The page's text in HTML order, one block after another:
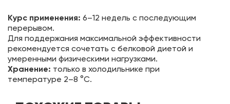
Курс применения: 6–12 недель с последующим
перерывом.
Для поддержания максимальной эффективности
рекомендуется сочетать с белковой диетой и
умеренными физическими нагрузками.
Хранение: только в холодильнике при
температуре 2–8 °C.